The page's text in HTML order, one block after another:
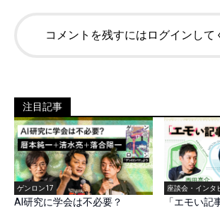
コメントを残すにはログインして
注目記事
ゲンロン17
AI研究に学会は不必要？
座談会・インタ
「エモい